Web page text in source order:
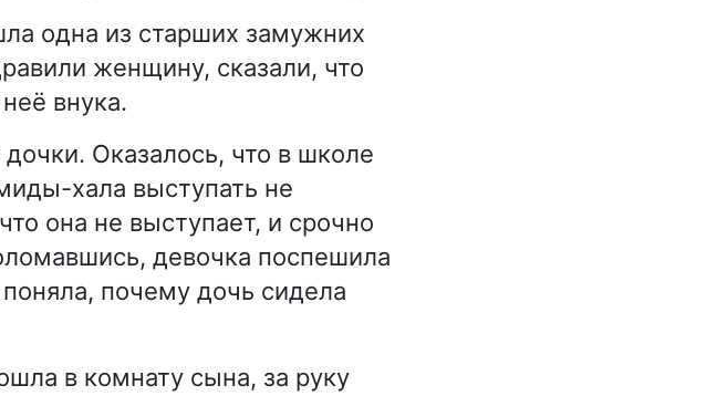
одна из старших замужних
женщину, сказали, что
внука.
Оказалось, что в школе
хала выступать не
она не выступает, и срочно
девочка поспешила
почему дочь сидела
в комнату сына, за руку